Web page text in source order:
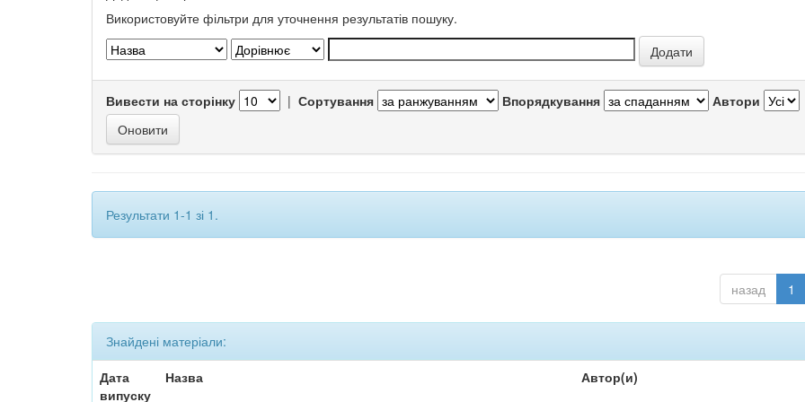
Використовуйте фільтри для уточнення результатів пошуку.
Вивести на сторінку | Сортування Впорядкування Автори
Результати 1-1 зі 1.
назад 1
Знайдені матеріали:
Дата
випуску
Назва Автор(и)